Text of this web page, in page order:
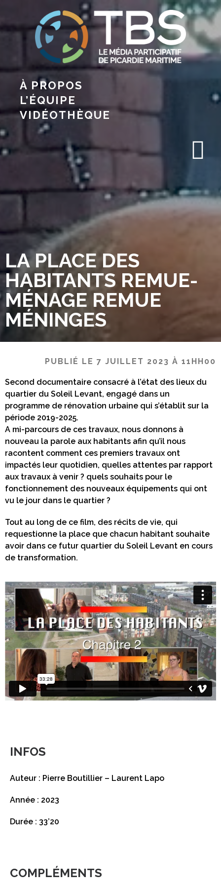
À PROPOS
L’ÉQUIPE
VIDÉOTHÈQUE
LA PLACE DES
HABITANTS REMUE-
MÉNAGE REMUE
MÉNINGES
PUBLIÉ LE 7 JUILLET 2023 À 11HH00
Second documentaire consacré à l’état des lieux du
quartier du Soleil Levant, engagé dans un
programme de rénovation urbaine qui s’établit sur la
période 2019-2025.
A mi-parcours de ces travaux, nous donnons à
nouveau la parole aux habitants afin qu’il nous
racontent comment ces premiers travaux ont
impactés leur quotidien, quelles attentes par rapport
aux travaux à venir ? quels souhaits pour le
fonctionnement des nouveaux équipements qui ont
vu le jour dans le quartier ?
Tout au long de ce film, des récits de vie, qui
requestionne la place que chacun habitant souhaite
avoir dans ce futur quartier du Soleil Levant en cours
de transformation.
INFOS
Auteur : Pierre Boutillier – Laurent Lapo
Année : 2023
Durée : 33’20
COMPLÉMENTS